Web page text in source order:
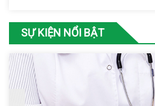
SỰ KIỆN NỔI BẬT